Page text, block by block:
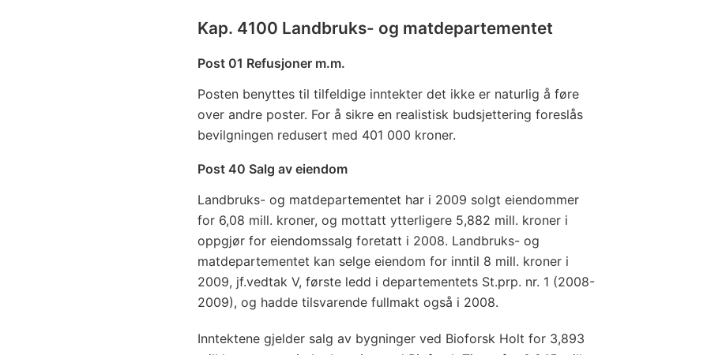
Kap. 4100 Landbruks- og matdepartementet
Post 01 Refusjoner m.m.
Posten benyttes til tilfeldige inntekter det ikke er naturlig å føre
over andre poster. For å sikre en realistisk budsjettering foreslås
bevilgningen redusert med 401 000 kroner.
Post 40 Salg av eiendom
Landbruks- og matdepartementet har i 2009 solgt eiendommer
for 6,08 mill. kroner, og mottatt ytterligere 5,882 mill. kroner i
oppgjør for eiendomssalg foretatt i 2008. Landbruks- og
matdepartementet kan selge eiendom for inntil 8 mill. kroner i
2009, jf.vedtak V, første ledd i departementets St.prp. nr. 1 (2008-
2009), og hadde tilsvarende fullmakt også i 2008.
Inntektene gjelder salg av bygninger ved Bioforsk Holt for 3,893